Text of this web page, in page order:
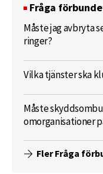
Fråga
Måste jag avbryta
ringer?
Vilka tjänster ska
Måste
omorganisationer
Fler Fråga